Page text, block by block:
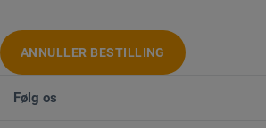
ANNULLER BESTILLING
Følg os